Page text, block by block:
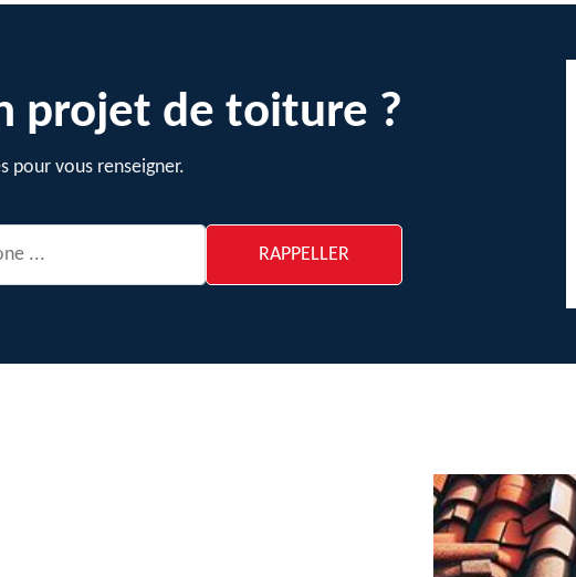
projet de toiture ?
pour vous renseigner.